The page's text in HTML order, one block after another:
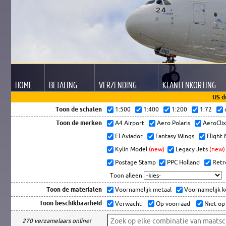
HOME BETALING VERZENDING KLANTENKORTING
US
Toon de schalen
1:500 1:400 1:200 1:72
Toon de merken A4 Airport Aero Polaris
El Aviador
Fantasy Wings
Flight
Kylin Model (new) Legacy Jets (new)
Postage Stamp
PPC Holland
Toon alleen
Toon de materialen Voornamelijk metaal Voornamelijk
Toon beschikbaarheid Verwacht Op voorraad Niet
270 verzamelaars online!